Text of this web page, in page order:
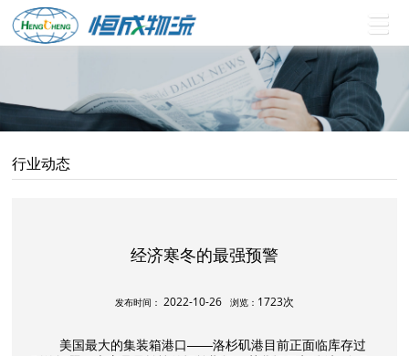
行业动态
经济寒冬的最强预警
发布时间： 2022-10-26 浏览： 1723次
美国最大的集装箱港口——洛杉矶港目前正面临库存过